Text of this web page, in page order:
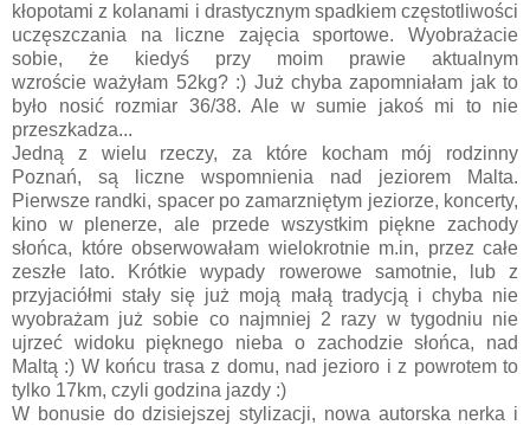
kłopotami z kolanami i drastycznym spadkiem częstotliwości
uczęszczania na liczne zajęcia sportowe. Wyobrażacie
sobie, że kiedyś przy moim prawie aktualnym
wzroście ważyłam 52kg? :) Już chyba zapomniałam jak to
było nosić rozmiar 36/38. Ale w sumie jakoś mi to nie
przeszkadza...
Jedną z wielu rzeczy, za które kocham mój rodzinny
Poznań, są liczne wspomnienia nad jeziorem Malta.
Pierwsze randki, spacer po zamarzniętym jeziorze, koncerty,
kino w plenerze, ale przede wszystkim piękne zachody
słońca, które obserwowałam wielokrotnie m.in, przez całe
zeszłe lato. Krótkie wypady rowerowe samotnie, lub z
przyjaciółmi stały się już moją małą tradycją i chyba nie
wyobrażam już sobie co najmniej 2 razy w tygodniu nie
ujrzeć widoku pięknego nieba o zachodzie słońca, nad
Maltą :) W końcu trasa z domu, nad jezioro i z powrotem to
tylko 17km, czyli godzina jazdy :)
W bonusie do dzisiejszej stylizacji, nowa autorska nerka i